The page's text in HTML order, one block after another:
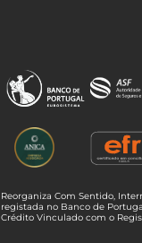
Reorganiza Com Sentido,
registada no Banco de
Crédito Vinculado com o